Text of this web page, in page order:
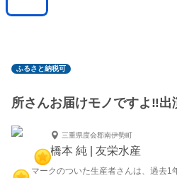
ふるさと納税可
所さんお届けモノですよ‼️出
三重県度会郡南伊勢町
橋本 純 | 友栄水産
マークのついた生産者さんは、過去1